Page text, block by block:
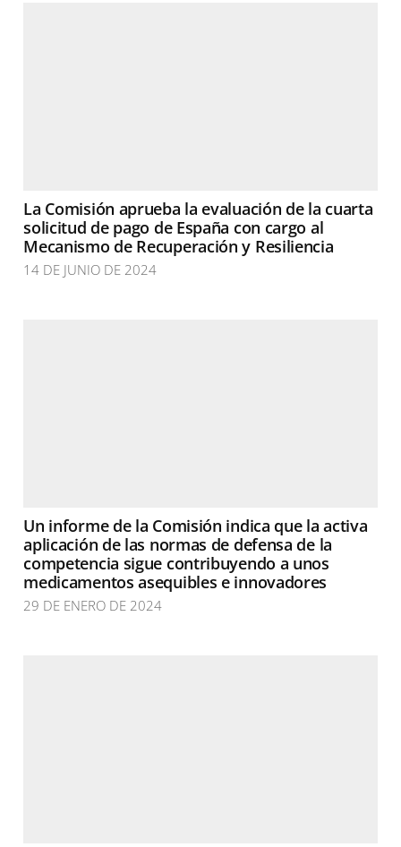
La Comisión aprueba la evaluación de la cuarta
solicitud de pago de España con cargo al
Mecanismo de Recuperación y Resiliencia
14 DE JUNIO DE 2024
Un informe de la Comisión indica que la activa
aplicación de las normas de defensa de la
competencia sigue contribuyendo a unos
medicamentos asequibles e innovadores
29 DE ENERO DE 2024